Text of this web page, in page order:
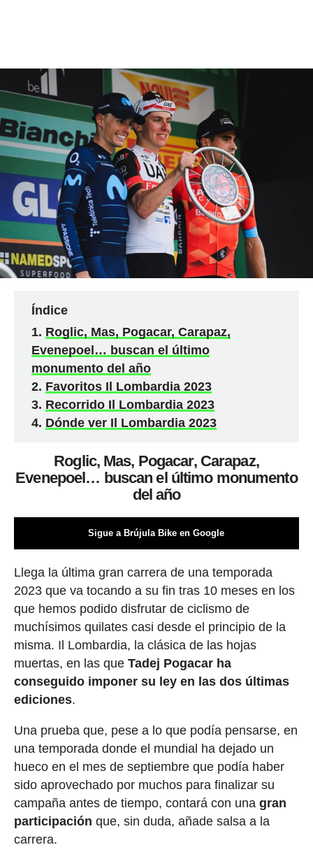
Índice
Roglic, Mas, Pogacar, Carapaz,
Evenepoel… buscan el último
monumento del año
Favoritos Il Lombardia 2023
Recorrido Il Lombardia 2023
Dónde ver Il Lombardia 2023
Roglic, Mas, Pogacar, Carapaz,
Evenepoel… buscan el último monumento
del año
Sigue a Brújula Bike en Google
Llega la última gran carrera de una temporada
2023 que va tocando a su fin tras 10 meses en los
que hemos podido disfrutar de ciclismo de
muchísimos quilates casi desde el principio de la
misma. Il Lombardia, la clásica de las hojas
muertas, en las que Tadej Pogacar ha
conseguido imponer su ley en las dos últimas
ediciones.
Una prueba que, pese a lo que podía pensarse, en
una temporada donde el mundial ha dejado un
hueco en el mes de septiembre que podía haber
sido aprovechado por muchos para finalizar su
campaña antes de tiempo, contará con una gran
participación que, sin duda, añade salsa a la
carrera.